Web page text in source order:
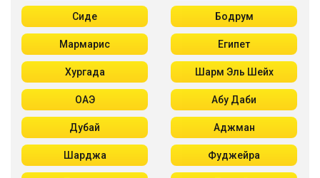
Сиде Бодрум
Мармарис Египет
Хургада Шарм Эль Шейх
ОАЭ Абу Даби
Дубай Аджман
Шарджа Фуджейра